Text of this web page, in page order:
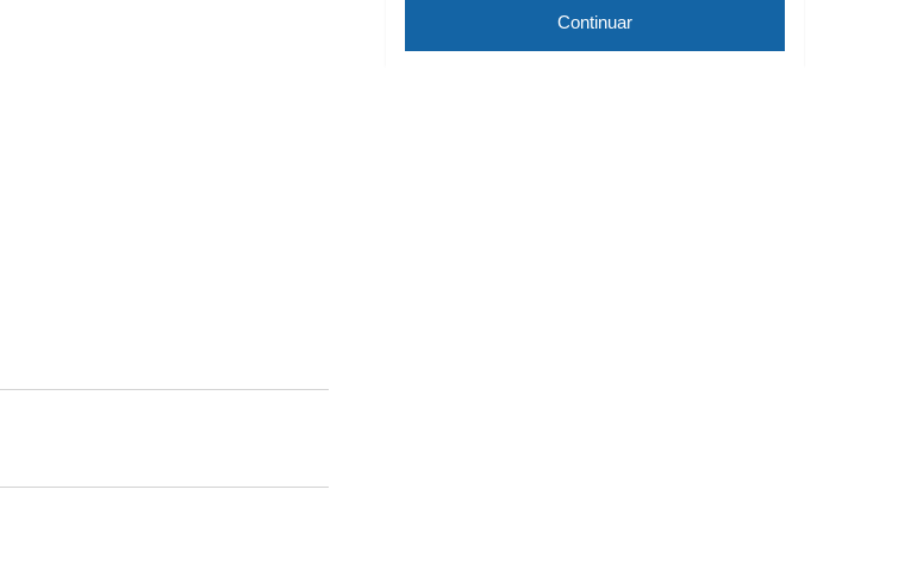
Continuar